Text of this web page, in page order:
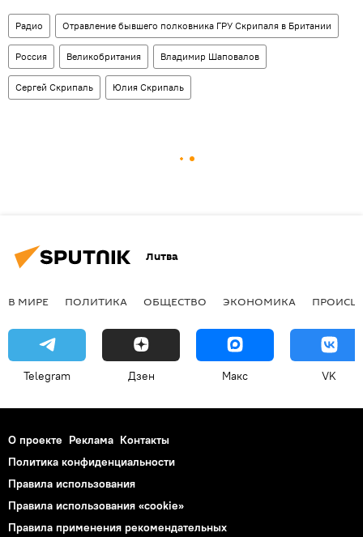
Радио Отравление бывшего полковника ГРУ Скрипаля в Британии
Россия Великобритания Владимир Шаповалов
Сергей Скрипаль Юлия Скрипаль
Литва
В МИРЕ ПОЛИТИКА ОБЩЕСТВО ЭКОНОМИКА
Telegram Дзен Макс VK
О проекте Реклама Контакты
Политика конфиденциальности
Правила использования
Правила использования «cookie»
Правила применения рекомендательных